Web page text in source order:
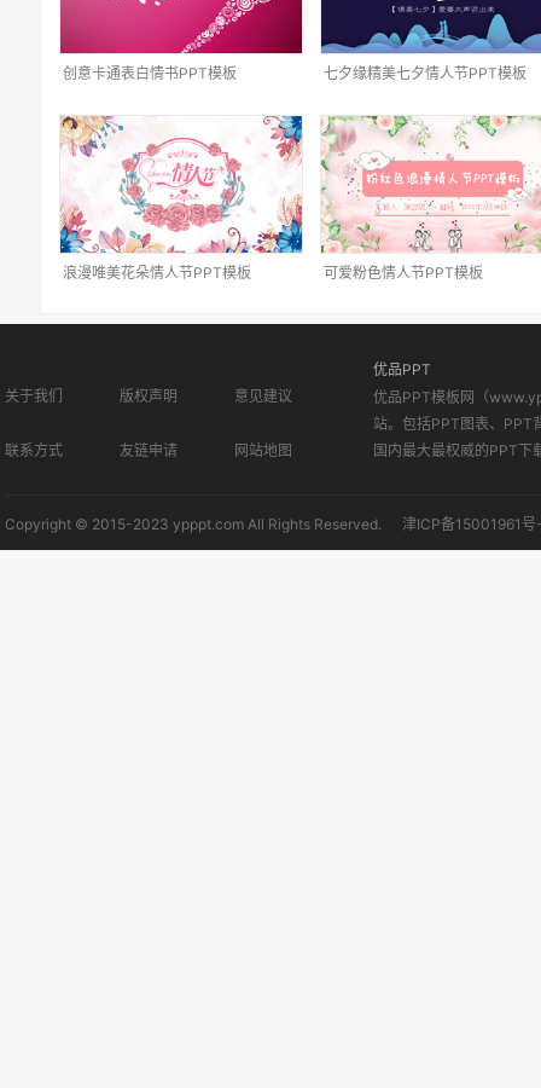
创意卡通表白情书PPT模板 七夕缘精美七夕情人节PPT模板
浪漫唯美花朵情人节PPT模板 可爱粉色情人节PPT模板
关于我们 版权声明 意见建议
联系方式 友链申请 网站地图
优品PPT
优品PPT模板网（
站。包括PPT图表、PPT
国内最大最权威的PPT下
Copyright © 2015-2023 ypppt.com All Rights Reserved. 津ICP备15001961号